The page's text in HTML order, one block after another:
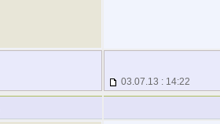
03.07.13 : 14:22